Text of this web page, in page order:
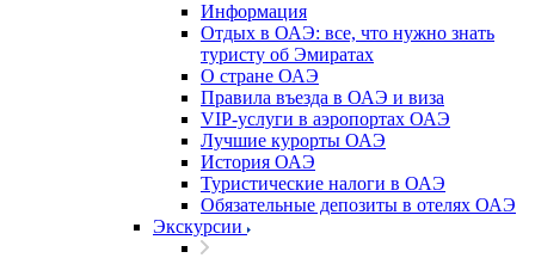
Информация
Отдых в ОАЭ: все, что нужно знать
туристу об Эмиратах
О стране ОАЭ
Правила въезда в ОАЭ и виза
VIP-услуги в аэропортах ОАЭ
Лучшие курорты ОАЭ
История ОАЭ
Туристические налоги в ОАЭ
Обязательные депозиты в отелях ОАЭ
Экскурсии